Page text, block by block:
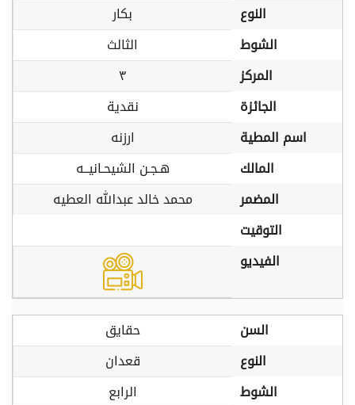
النوع
بكار
الشوط
الثالث
المركز
٣
الجائزة
نقدية
اسم المطية
ارزنه
المالك
هـجـن الشيحـانيــه
المضمر
محمد خالد عبدالله العطيه
التوقيت
الفيديو
السن
حقايق
النوع
قعدان
الشوط
الرابع